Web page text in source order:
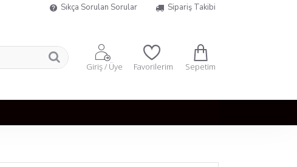
Sıkça Sorulan Sorular Sipariş Takibi
Giriş / Üye Favorilerim Sepetim